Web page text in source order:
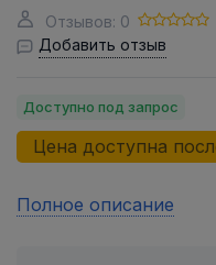
Отзывов: 0
Добавить отзыв
Доступно под запрос
Цена доступна
Полное описание